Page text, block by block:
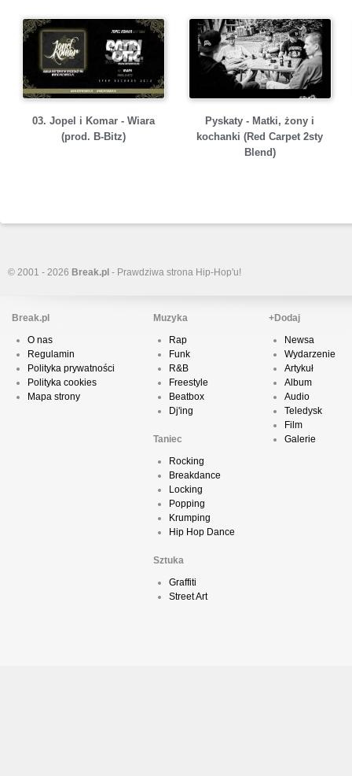
03. Jopel i Komar - Wiara
(prod. B-Bitz)
Pyskaty - Matki, żony i
kochanki (Red Carpet 2sty
Blend)
© 2001 - 2026 Break.pl - Prawdziwa strona Hip-Hop'u!
Break.pl
O nas
Regulamin
Polityka prywatności
Polityka cookies
Mapa strony
Muzyka
Rap
Funk
R&B
Freestyle
Beatbox
Dj'ing
Taniec
Rocking
Breakdance
Locking
Popping
Krumping
Hip Hop Dance
Sztuka
Graffiti
Street Art
+Dodaj
Newsa
Wydarzenie
Artykuł
Album
Audio
Teledysk
Film
Galerie